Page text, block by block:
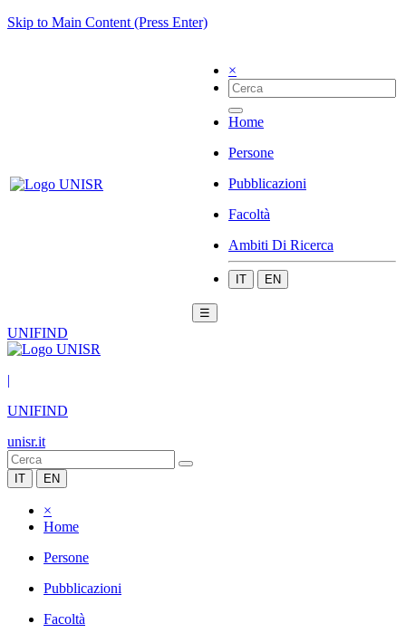
Skip to Main Content (Press Enter)
×
Home
Persone
Pubblicazioni
Facoltà
Ambiti Di Ricerca
IT EN
☰
UNIFIND
|
UNIFIND
unisr.it
IT EN
×
Home
Persone
Pubblicazioni
Facoltà